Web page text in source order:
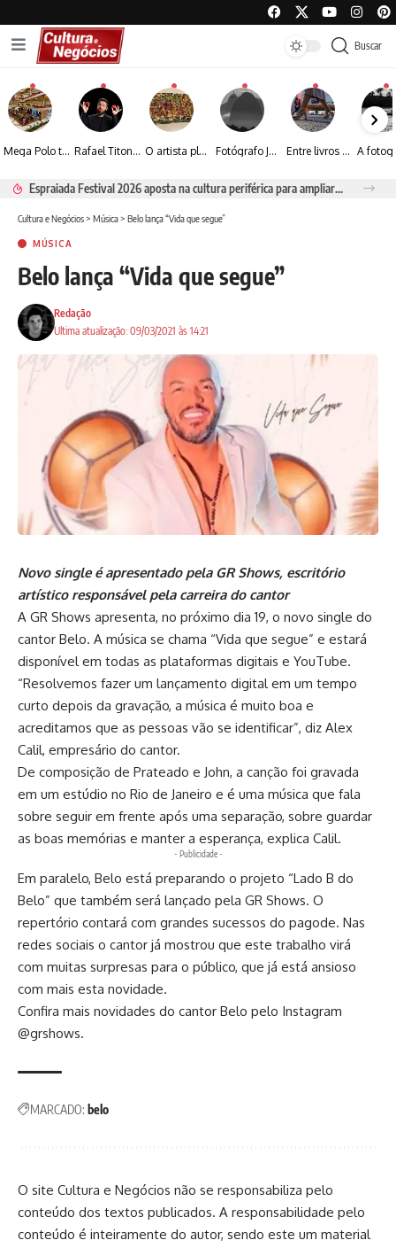
Buscar
Mega Polo transforma lançamento de coleção em plataforma nacional de negócios e projeta crescimento de mais de 15% Rafael Titonelly leva magia e acolhimento a crianças em tratamento oncológico em Juiz de Fora O artista plástico Jorge Luiz transforma sustentabilidade e criatividade em arte contemporânea Fotógrafo José Roberto apresenta um olhar sensível sobre arquitetura, formas e luz na fotografia Entre livros e fotografia autoral, Sebastião Reis consolida uma trajetória marcada pelo olhar artístico
Espraiada Festival 2026 aposta na cultura periférica para ampliar oportunidades na zona sul
Cultura e Negócios> Música> Belo lança “Vida que segue”
MÚSICA
Belo lança “Vida que segue”
Ultima atualização: 09/03/2021 às 14:21
Redação
Novo single é apresentado pela GR Shows, escritório
artístico responsável pela carreira do cantor
A GR Shows apresenta, no próximo dia 19, o novo single do
cantor Belo. A música se chama “Vida que segue” e estará
disponível em todas as plataformas digitais e YouTube.
“Resolvemos fazer um lançamento digital em um tempo
curto depois da gravação, a música é muito boa e
acreditamos que as pessoas vão se identificar”, diz Alex
Calil, empresário do cantor.
De composição de Prateado e John, a canção foi gravada
em um estúdio no Rio de Janeiro e é uma música que fala
sobre seguir em frente após uma separação, sobre guardar
as boas memórias e manter a esperança, explica Calil.
- Publicidade -
Em paralelo, Belo está preparando o projeto “Lado B do
Belo” que também será lançado pela GR Shows. O
repertório contará com grandes sucessos do pagode. Nas
redes sociais o cantor já mostrou que este trabalho virá
com muitas surpresas para o público, que já está ansioso
com mais esta novidade.
Confira mais novidades do cantor Belo pelo Instagram
@grshows.
MARCADO: belo
O site Cultura e Negócios não se responsabiliza pelo
conteúdo dos textos publicados. A responsabilidade pelo
conteúdo é inteiramente do autor, sendo este um material